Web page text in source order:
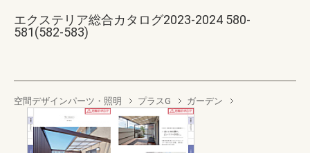
エクステリア総合カタログ2023-2024 580-
581(582-583)
空間デザインパーツ・照明 プラスG ガーデン